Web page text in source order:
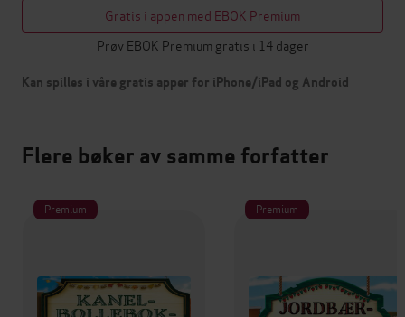
Gratis i appen med EBOK Premium
Prøv EBOK Premium gratis i 14 dager
Kan spilles i våre gratis apper for iPhone/iPad og Android
Flere bøker av samme forfatter
Premium Premium